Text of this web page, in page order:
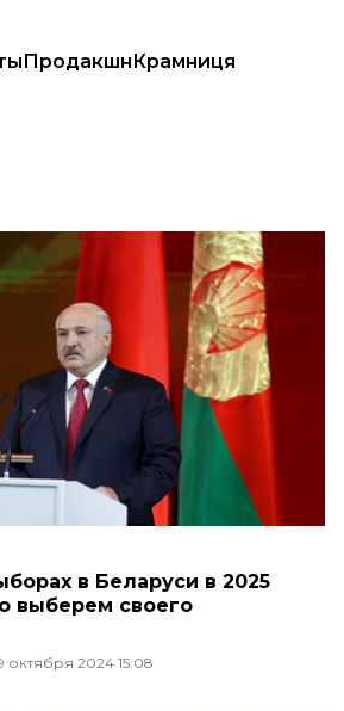
ПродакшнКрамниця
в Беларуси в 2025
выберем своего
октября 2024 15:08